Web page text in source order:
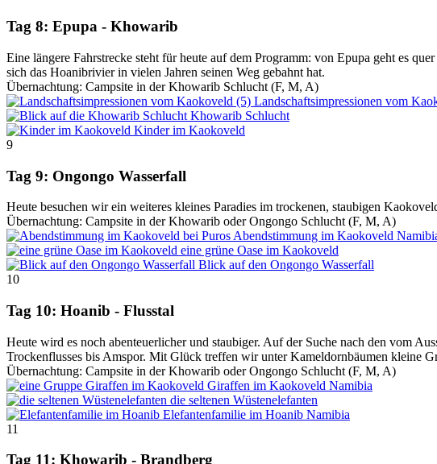
Tag 8: Epupa - Khowarib
Eine längere Fahrstrecke steht für heute auf dem Programm: von Epupa geht es
sich das Hoanibrivier in vielen Jahren seinen Weg gebahnt hat.
Übernachtung: Campsite in der Khowarib Schlucht (F, M, A)
Landschaftsimpressionen vom
Khowarib Schlucht
Kinder im Kaokoveld
9
Tag 9: Ongongo Wasserfall
Heute besuchen wir ein weiteres kleines Paradies im trockenen, staubigen
Übernachtung: Campsite in der Khowarib oder Ongongo Schlucht (F, M, A)
Abendstimmung im Kaokoveld
eine grüne Oase im Kaokoveld
Blick auf den Ongongo Wasserfall
10
Tag 10: Hoanib - Flusstal
Heute wird es noch abenteuerlicher und staubiger. Auf der Suche nach den vom
Trockenflusses bis Amspor. Mit Glück treffen wir unter Kameldornbäumen kleine
Übernachtung: Campsite in der Khowarib oder Ongongo Schlucht (F, M, A)
Giraffen im Kaokoveld Namibia
die seltenen Wüstenelefanten
Elefantenfamilie im Hoanib Namibia
11
Tag 11: Khowarib - Brandberg